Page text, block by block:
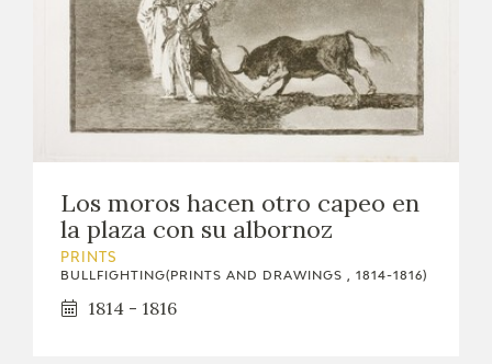
Los moros hacen otro capeo en
la plaza con su albornoz
PRINTS
BULLFIGHTING(PRINTS AND DRAWINGS , 1814-1816)
1814 - 1816